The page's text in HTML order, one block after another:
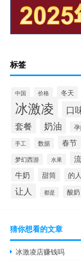
标签
中国 价格 冬天
冰激凌 口
套餐 奶油 孕
手工 数据 春节
梦幻西游 水果
牛奶 甜筒 的人
让人 都是 酸奶
猜你想看的文章
冰激凌店赚钱吗